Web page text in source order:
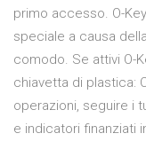
primo accesso. O-
speciale a causa
comodo. Se attivi O-
chiavetta di plastica:
operazioni, seguire i
e indicatori finanziati